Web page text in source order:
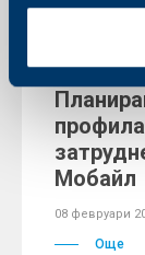
Мобайл
08 февруари
Още